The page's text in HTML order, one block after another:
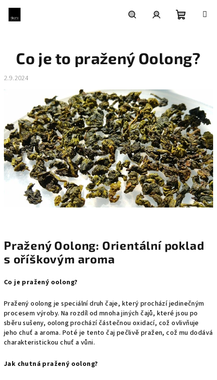
obsah
košík
Co je to pražený Oolong?
2.9.2024
Pražený Oolong: Orientální poklad
s oříškovým aroma
Co je pražený oolong?
Pražený oolong je speciální druh čaje, který prochází jedinečným
procesem výroby. Na rozdíl od mnoha jiných čajů, které jsou po
sběru sušeny, oolong prochází částečnou oxidací, což ovlivňuje
jeho chuť a aroma. Poté je tento čaj pečlivě pražen, což mu dodává
charakteristickou chuť a vůni.
Jak chutná pražený oolong?